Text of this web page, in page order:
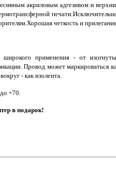
акриловым адгезивом и
четкость и
широкого применения - от
Провод может маркироваться
- как изолента.
+70.
в подарок!